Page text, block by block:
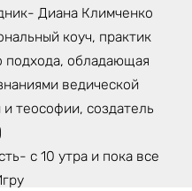
Диана Климченко
коуч, практик
подхода, обладающая
ведической
теософии, создатель
с 10 утра и пока все